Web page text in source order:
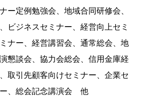
ー定例勉強会、地域合同研修会、
ビジネスセミナー、経営向上セミ
ナー、経営講習会、通常総会、地
懇談会、協力会総会、信用金庫経
取引先顧客向けセミナー、企業セ
ー、総会記念講演会 他